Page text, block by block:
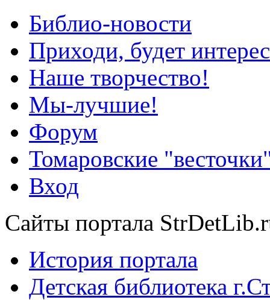
Библио-новости
Приходи, будет
Наше творчество!
Мы-лучшие!
Форум
Томаровские
Вход
Сайты портала
История портала
Детская библиотека